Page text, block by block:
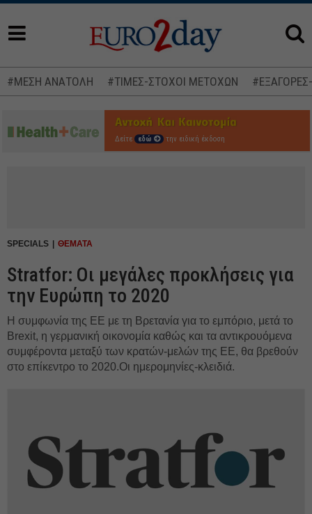
#ΜΕΣΗ ΑΝΑΤΟΛΗ #ΤΙΜΕΣ-ΣΤΟΧΟΙ ΜΕΤΟΧΩΝ
Δείτε εδώ την ειδική έκδοση
SPECIALS ΘΕΜΑΤΑ
Stratfor: Οι μεγάλες προκλήσεις για
την Ευρώπη το 2020
Η συμφωνία της ΕΕ με τη Βρετανία για το εμπόριο, μετά το
Brexit, η γερμανική οικονομία καθώς και τα αντικρουόμενα
συμφέροντα μεταξύ των κρατών-μελών της ΕΕ, θα βρεθούν
στο επίκεντρο το 2020.Οι ημερομηνίες-κλειδιά.